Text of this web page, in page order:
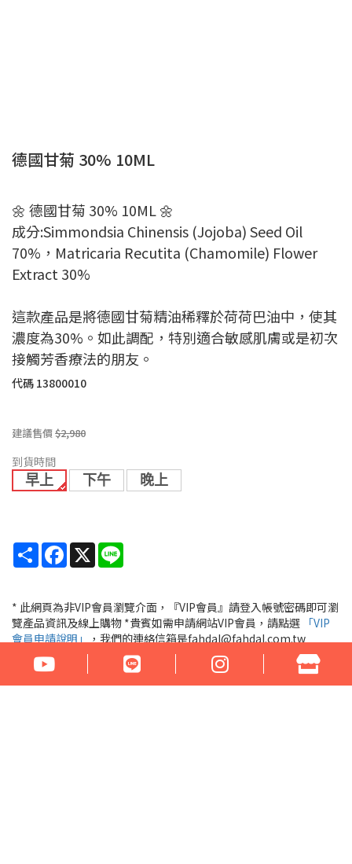
德國甘菊 30% 10ML
🌼 德國甘菊 30% 10ML 🌼
成分:Simmondsia Chinensis (Jojoba) Seed Oil
70%，Matricaria Recutita (Chamomile) Flower
Extract 30%
這款產品是將德國甘菊精油稀釋於荷荷巴油中，使其
濃度為30%。如此調配，特別適合敏感肌膚或是初次
接觸芳香療法的朋友。
代碼 13800010
建議售價$2,980
到貨時間
早上
下午 晚上
Share Facebook
X
* 此網頁為非VIP會員瀏覽介面，『VIP會員』請登入帳號密碼即可瀏
覽產品資訊及線上購物 *貴賓如需申請網站VIP會員，請點選 「VIP
會員申請說明」，我們的連絡信箱是fahdal@fahdal.com.tw
『VIP會員』請登入